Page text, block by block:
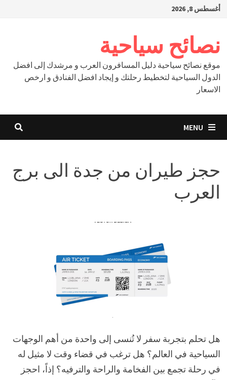
Skipأغسطس 8, 2026
نصائح سياحية
موقع نصائح سياحية دليل المسافرون العرب و مرشدك إلى افضل
الدول السياحية لتخطيط رحلتك و إيجاد افضل الفنادق و ارخص
الاسعار
MENU
حجز طيران من جدة الى برج
العرب
هل تحلم بتجربة سفر لا تُنسى إلى واحدة من أهم الوجهات
السياحية في العالم؟ هل ترغب في قضاء وقت لا مثيل له
في رحلة تجمع بين الفخامة والراحة والترفيه؟ إذاً، احجز